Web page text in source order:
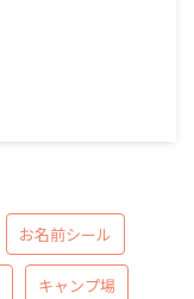
お名前シール
キャンプ場